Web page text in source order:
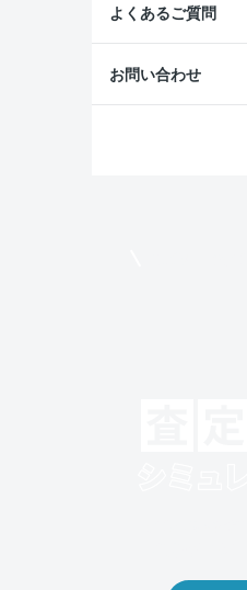
よくあるご質問
お問い合わせ